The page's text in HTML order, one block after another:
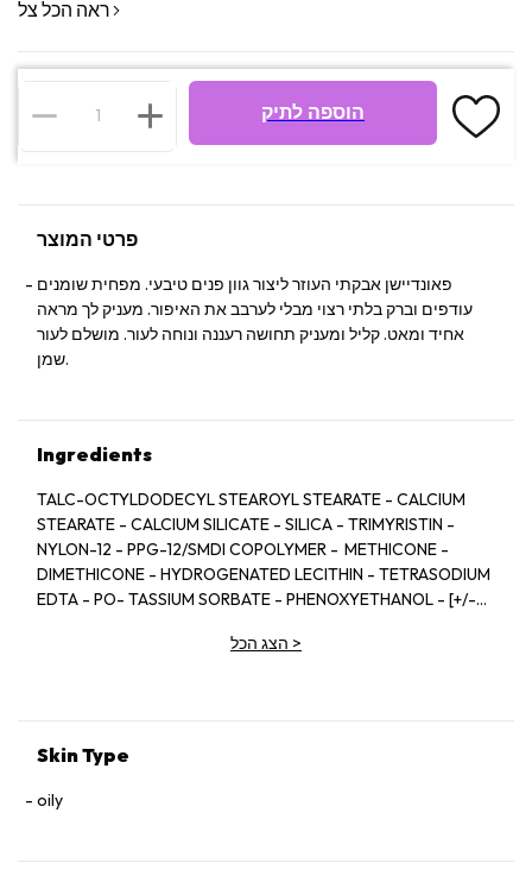
ראה הכל צל
הוספה לתיק
פרטי המוצר
פאונדיישן אבקתי העוזר ליצור גוון פנים טיבעי. מפחית שומנים
עודפים וברק בלתי רצוי מבלי לערבב את האיפור. מעניק לך מראה
אחיד ומאט. קליל ומעניק תחושה רעננה ונוחה לעור. מושלם לעור
שמן.
Ingredients
TALC-OCTYLDODECYL STEAROYL STEARATE - CALCIUM
STEARATE - CALCIUM SILICATE - SILICA - TRIMYRISTIN -
NYLON-12 - PPG-12/SMDI COPOLYMER - METHICONE -
DIMETHICONE - HYDROGENATED LECITHIN - TETRASODIUM
EDTA - PO- TASSIUM SORBATE - PHENOXYETHANOL - [+/-
DIOXIDE (CL 77891) - IRON OXIDES (CI 77491, CI 77492, CI
הצג הכל >
Skin Type
oily